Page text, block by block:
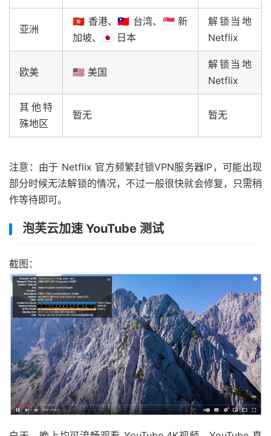
亚洲
🇭🇰 香港、🇹🇼 台湾、🇸🇬 新
加坡、🇯🇵 日本
解锁当地
Netflix
欧美 🇺🇸 美国
解锁当地
Netflix
其他特
殊地区
暂无 暂无
注意：由于 Netflix 官方频繁封锁VPN服务器IP，可能出现
部分时候无法解锁的情况，不过一般很快就会修复，只需稍
作等待即可。
泡芙云加速 YouTube 测试
截图：